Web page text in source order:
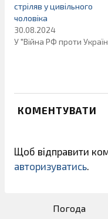
стріляв у цивільного
чоловіка
30.08.2024
У "Війна РФ проти
КОМЕНТУВАТИ
Щоб відправити
авторизуватись.
Погода